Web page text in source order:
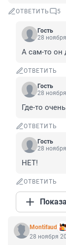
ОТВЕТИТЬ 5
Гость
28
А сам-то он
ОТВЕТИТЬ
Гость
28
Где-то
ОТВЕТИТЬ
Гость
28
HET!
ОТВЕТИТЬ
Montifaud
28 ноября